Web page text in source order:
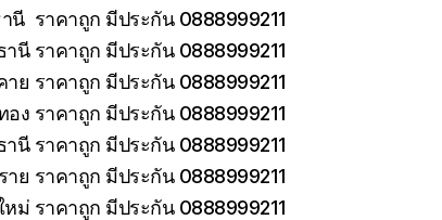
ราคาถูก มีประกัน 0888999211
นี ราคาถูก มีประกัน 0888999211
ย ราคาถูก มีประกัน 0888999211
ง ราคาถูก มีประกัน 0888999211
นี ราคาถูก มีประกัน 0888999211
ย ราคาถูก มีประกัน 0888999211
ม่ ราคาถูก มีประกัน 0888999211